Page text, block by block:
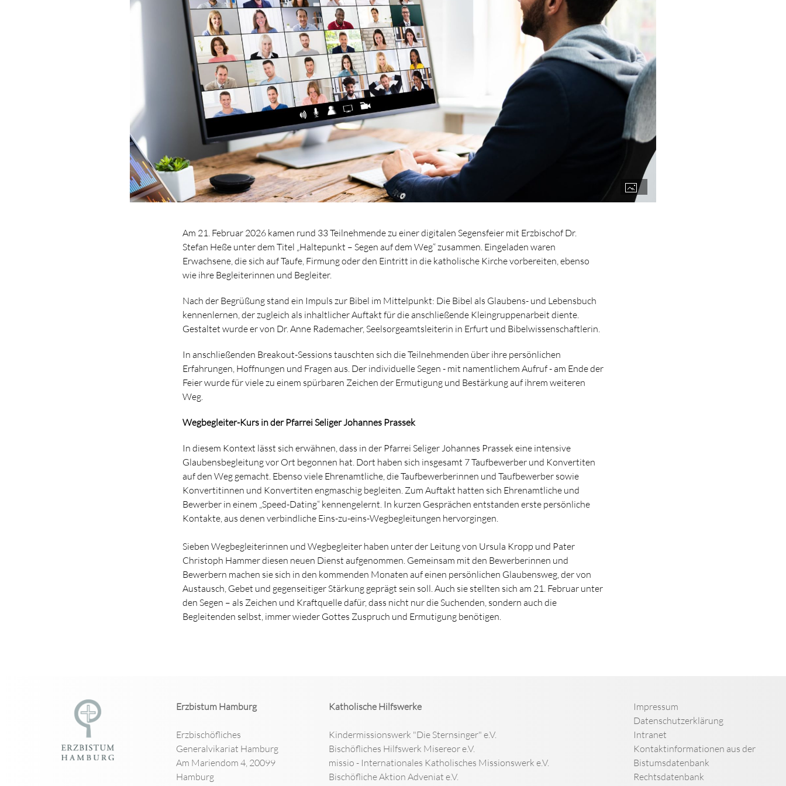
Am 21. Februar 2026 kamen rund 33 Teilnehmende zu einer digitalen Segensfeier mit Erzbischof Dr.
Stefan Heße unter dem Titel „Haltepunkt – Segen auf dem Weg“ zusammen. Eingeladen waren
Erwachsene, die sich auf Taufe, Firmung oder den Eintritt in die katholische Kirche vorbereiten, ebenso
wie ihre Begleiterinnen und Begleiter.
Nach der Begrüßung stand ein Impuls zur Bibel im Mittelpunkt: Die Bibel als Glaubens- und Lebensbuch
kennenlernen, der zugleich als inhaltlicher Auftakt für die anschließende Kleingruppenarbeit diente.
Gestaltet wurde er von Dr. Anne Rademacher, Seelsorgeamtsleiterin in Erfurt und Bibelwissenschaftlerin.
In anschließenden Breakout-Sessions tauschten sich die Teilnehmenden über ihre persönlichen
Erfahrungen, Hoffnungen und Fragen aus. Der individuelle Segen - mit namentlichem Aufruf - am Ende der
Feier wurde für viele zu einem spürbaren Zeichen der Ermutigung und Bestärkung auf ihrem weiteren
Weg.
Wegbegleiter-Kurs in der Pfarrei Seliger Johannes Prassek
In diesem Kontext lässt sich erwähnen, dass in der Pfarrei Seliger Johannes Prassek eine intensive
Glaubensbegleitung vor Ort begonnen hat. Dort haben sich insgesamt 7 Taufbewerber und Konvertiten
auf den Weg gemacht. Ebenso viele Ehrenamtliche, die Taufbewerberinnen und Taufbewerber sowie
Konvertitinnen und Konvertiten engmaschig begleiten. Zum Auftakt hatten sich Ehrenamtliche und
Bewerber in einem „Speed-Dating“ kennengelernt. In kurzen Gesprächen entstanden erste persönliche
Kontakte, aus denen verbindliche Eins-zu-eins-Wegbegleitungen hervorgingen.
Sieben Wegbegleiterinnen und Wegbegleiter haben unter der Leitung von Ursula Kropp und Pater
Christoph Hammer diesen neuen Dienst aufgenommen. Gemeinsam mit den Bewerberinnen und
Bewerbern machen sie sich in den kommenden Monaten auf einen persönlichen Glaubensweg, der von
Austausch, Gebet und gegenseitiger Stärkung geprägt sein soll. Auch sie stellten sich am 21. Februar unter
den Segen – als Zeichen und Kraftquelle dafür, dass nicht nur die Suchenden, sondern auch die
Begleitenden selbst, immer wieder Gottes Zuspruch und Ermutigung benötigen.
Erzbistum Hamburg
Erzbischöfliches
Generalvikariat Hamburg
Am Mariendom 4, 20099
Hamburg
Katholische Hilfswerke
Kindermissionswerk "Die Sternsinger" e.V.
Bischöfliches Hilfswerk Misereor e.V.
missio - Internationales Katholisches Missionswerk e.V.
Bischöfliche Aktion Adveniat e.V.
Impressum
Datenschutzerklärung
Intranet
Kontaktinformationen aus der
Bistumsdatenbank
Rechtsdatenbank